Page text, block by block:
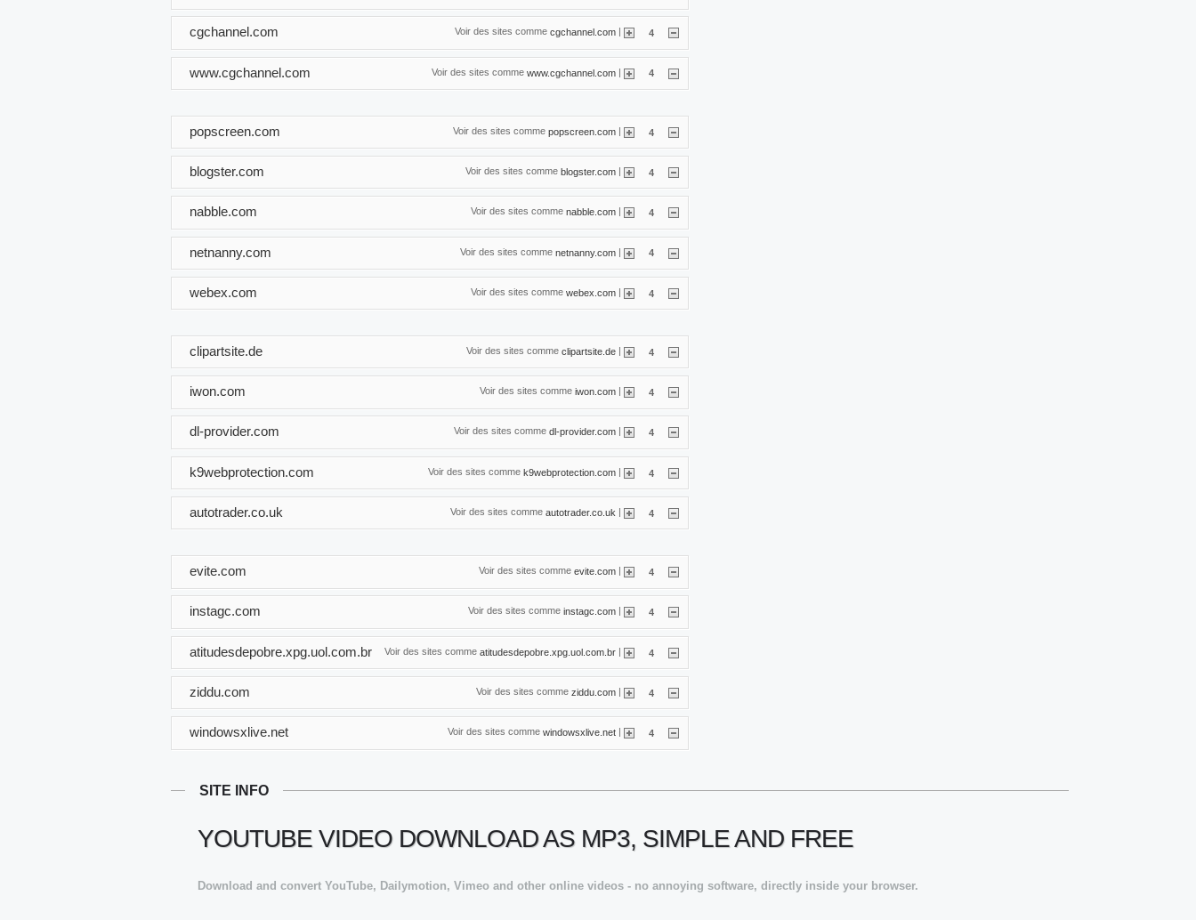
Voir des sites comme cgchannel.com 4
cgchannel.com
Voir des sites comme www.cgchannel.com | 4
www.cgchannel.com
Voir des sites comme popscreen.com | 4
popscreen.com
Voir des sites comme blogster.com | 4
blogster.com
Voir des sites comme nabble.com 4
nabble.com
Voir des sites comme netnanny.com | 4
netnanny.com
Voir des sites comme webex.com | 4
webex.com
Voir des sites comme clipartsite.de | 4
clipartsite.de
Voir des sites comme iwon.com 4
iwon.com
Voir des sites comme dl-provider.com 4
dl-provider.com
Voir des sites comme k9webprotection.com | 4
k9webprotection.com
Voir des sites comme autotrader.co.uk | 4
autotrader.co.uk
Voir des sites comme evite.com | 4
evite.com
Voir des sites comme instagc.com 4
instagc.com
Voir des sites comme atitudesdepobre.xpg.uol.com.br | 4
atitudesdepobre.xpg.uol.com.br
Voir des sites comme ziddu.com | 4
ziddu.com
Voir des sites comme windowsxlive.net | 4
windowsxlive.net
SITE INFO
YOUTUBE VIDEO DOWNLOAD AS MP3, SIMPLE AND FREE
Download and convert YouTube, Dailymotion, Vimeo and other online videos - no annoying software, directly inside your browser.